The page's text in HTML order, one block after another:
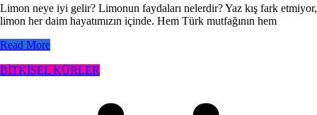
Limon neye iyi gelir? Limonun faydaları nelerdir? Yaz kış fark etmiyor,
limon her daim hayatımızın içinde. Hem Türk mutfağının hem
Read More
BİTKİSEL KÜRLER